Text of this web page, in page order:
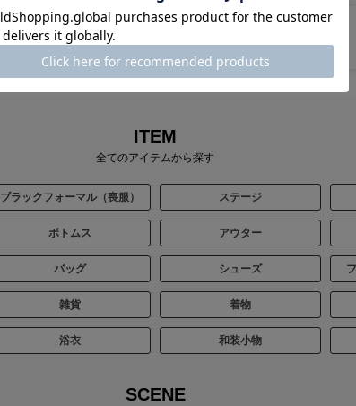
ITEM
全てのアイテムから探す
ブラックフォーマル（喪服） ステージ
ボトムス アウター
バッグ シューズ
雑貨 着物
浴衣 和装小物
SCENE